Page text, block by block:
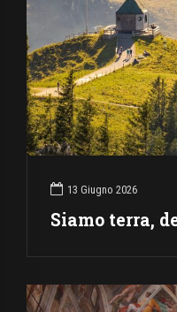
13 Giugno 2026
Siamo terra,